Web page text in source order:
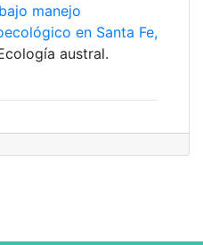
manejo
en Santa Fe,
austral.